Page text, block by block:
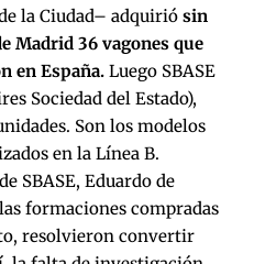
la Ciudad– adquirió sin
Madrid 36 vagones que
en España. Luego SBASE
Sociedad del Estado),
Son los modelos
en la Línea B.
SBASE, Eduardo de
formaciones compradas
resolvieron convertir